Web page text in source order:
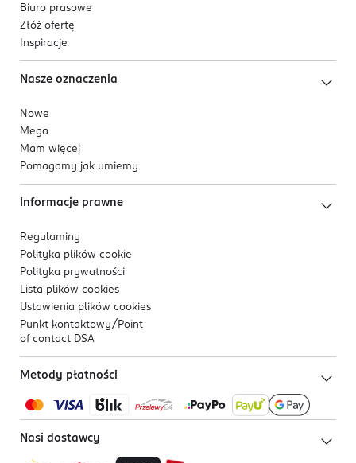
Biuro prasowe
Złóż ofertę
Inspiracje
Nasze oznaczenia
Nowe
Mega
Mam więcej
Pomagamy jak umiemy
Informacje prawne
Regulaminy
Polityka plików cookie
Polityka prywatności
Lista plików cookies
Ustawienia plików cookies
Punkt kontaktowy/ Point
of contact DSA
Metody płatności
Nasi dostawcy